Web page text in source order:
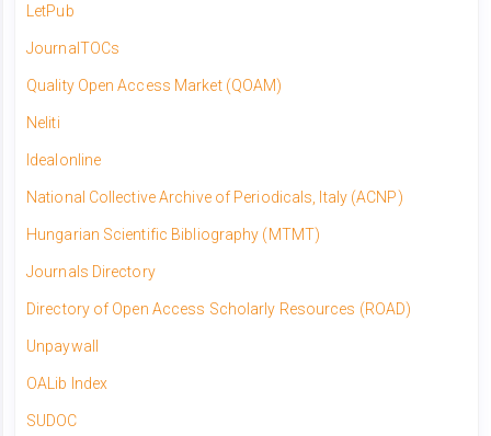
LetPub
JournalTOCs
Quality Open Access Market (QOAM)
Neliti
Idealonline
National Collective Archive of Periodicals, Italy (ACNP)
Hungarian Scientific Bibliography (MTMT)
Journals Directory​
Directory of Open Access Scholarly Resources (ROAD)
Unpaywall
OALib Index
SUDOC